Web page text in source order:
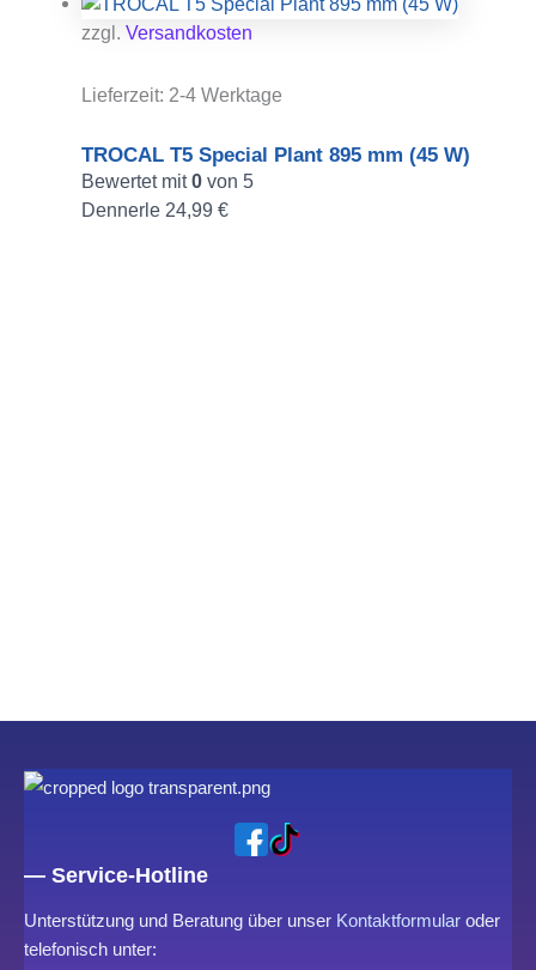
zzgl. Versandkosten
Lieferzeit: 2-4 Werktage
TROCAL T5 Special Plant 895 mm (45 W)
Bewertet mit0 von 5
Dennerle 24,99 €
— Service-Hotline
Unterstützung und Beratung über unser Kontaktformular oder
telefonisch unter: